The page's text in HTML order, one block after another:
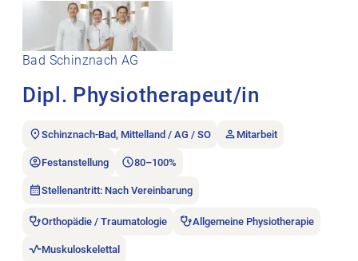
Bad Schinznach AG
Dipl. Physiotherapeut/in
Schinznach-Bad, Mittelland / AG / SO Mitarbeit
Festanstellung 80–100%
Stellenantritt: Nach Vereinbarung
Orthopädie / Traumatologie Allgemeine Physiotherapie
Muskuloskelettal